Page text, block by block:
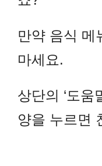
만약 음식 메
마세요.
상단의 ‘도움
양을 누르면